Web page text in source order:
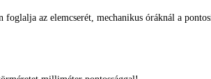
az elemcserét, mechanikus óráknál a